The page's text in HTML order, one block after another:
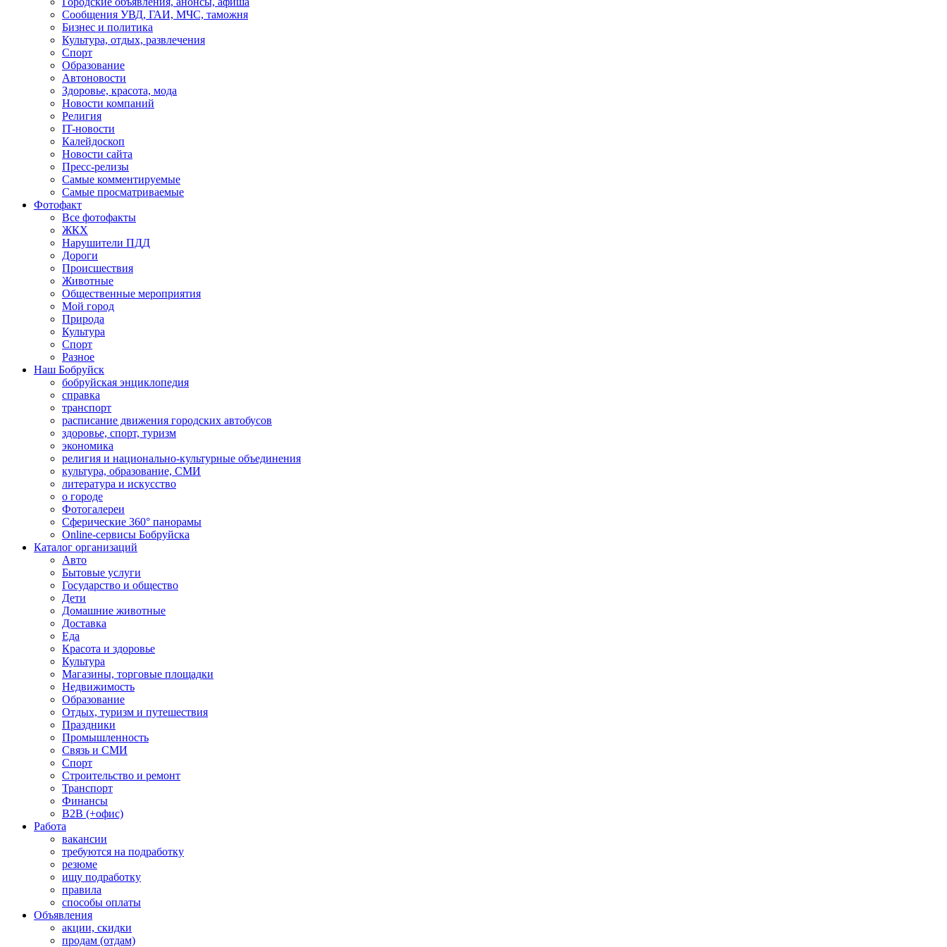
Сообщения УВД, ГАИ, МЧС, таможня
Бизнес и политика
Культура, отдых, развлечения
Спорт
Образование
Автоновости
Здоровье, красота, мода
Новости компаний
Религия
IT-новости
Калейдоскоп
Новости сайта
Пресс-релизы
Самые комментируемые
Самые просматриваемые
Фотофакт
Все фотофакты
ЖКХ
Нарушители ПДД
Дороги
Происшествия
Животные
Общественные мероприятия
Мой город
Природа
Культура
Спорт
Разное
Наш Бобруйск
бобруйская энциклопедия
справка
транспорт
расписание движения городских автобусов
здоровье, спорт, туризм
экономика
религия и национально-культурные объединения
культура, образование, СМИ
литература и искусство
о городе
Фотогалереи
Сферические 360° панорамы
Online-сервисы Бобруйска
Каталог организаций
Авто
Бытовые услуги
Государство и общество
Дети
Домашние животные
Доставка
Еда
Красота и здоровье
Культура
Магазины, торговые площадки
Недвижимость
Образование
Отдых, туризм и путешествия
Праздники
Промышленность
Связь и СМИ
Спорт
Строительство и ремонт
Транспорт
Финансы
B2B (+офис)
Работа
вакансии
требуются на подработку
резюме
ищу подработку
правила
способы оплаты
Объявления
акции, скидки
продам (отдам)